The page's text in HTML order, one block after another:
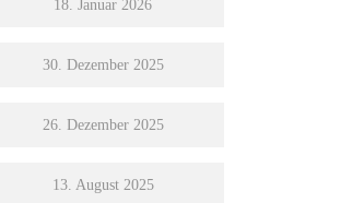
18. Januar 2026
30. Dezember 2025
26. Dezember 2025
13. August 2025